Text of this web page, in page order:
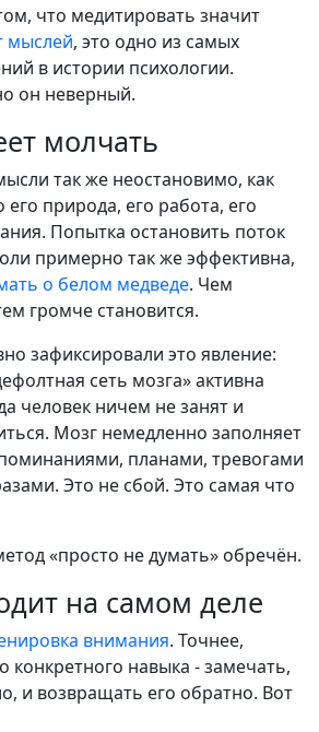
что медитировать значит
мыслей, это одно из самых
в истории психологии.
он неверный.
молчать
так же неостановимо, как
его природа, его работа, его
Попытка остановить поток
примерно так же эффективна,
о белом медведе. Чем
громче становится.
зафиксировали это явление:
сеть мозга» активна
человек ничем не занят и
Мозг немедленно заполняет
планами, тревогами
Это не сбой. Это самая что
«просто не думать» обречён.
на самом деле
внимания. Точнее,
конкретного навыка - замечать,
и возвращать его обратно. Вот